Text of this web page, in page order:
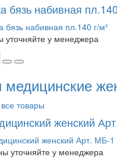
бязь набивная
уточняйте у менеджера
товары
женский
уточняйте у менеджера